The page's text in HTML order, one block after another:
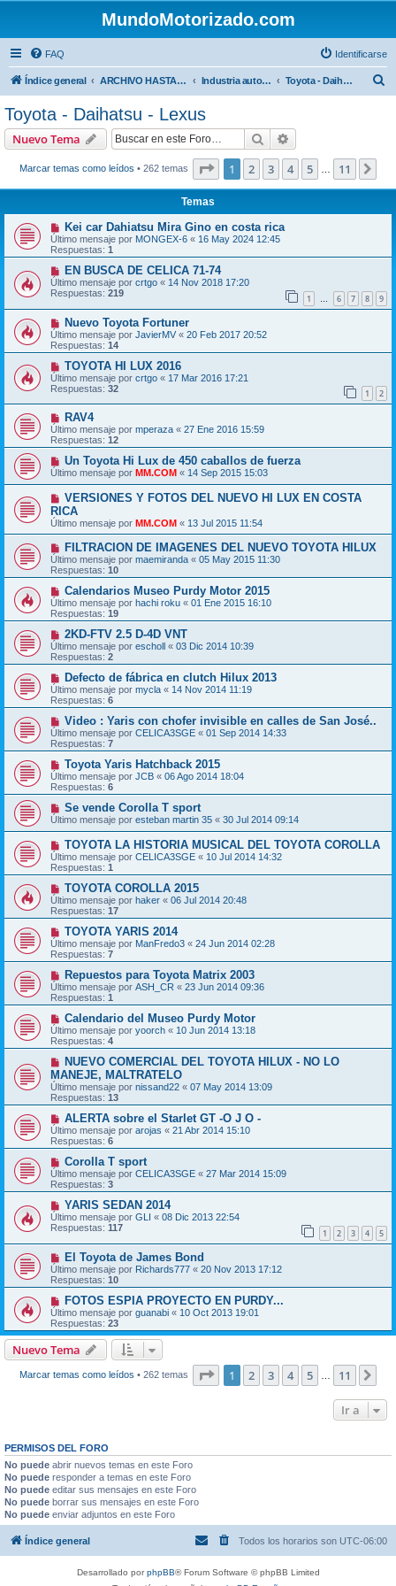
MundoMotorizado.com
FAQ Identificarse
Índice general ARCHIVO HASTA 2018 Industria automotriz Toyota - Daihatsu - Lexus
Toyota - Daihatsu - Lexus
Nuevo Tema Buscar
Marcar temas como leídos • 262 temas Página de 11
1 2 3 4 5 11
Temas
Kei car Dahiatsu Mira Gino en costa rica
Último mensaje por MONGEX-6 « 16 May 2024 12:45
Respuestas: 1
EN BUSCA DE CELICA 71-74
Último mensaje por crtgo « 14 Nov 2018 17:20
Respuestas: 219 1 … 6 7 8 9
Nuevo Toyota Fortuner
Último mensaje por JavierMV « 20 Feb 2017 20:52
Respuestas: 14
TOYOTA HI LUX 2016
Último mensaje por crtgo « 17 Mar 2016 17:21
Respuestas: 32 1 2
RAV4
Último mensaje por mperaza « 27 Ene 2016 15:59
Respuestas: 12
Un Toyota Hi Lux de 450 caballos de fuerza
Último mensaje por MM.COM « 14 Sep 2015 15:03
VERSIONES Y FOTOS DEL NUEVO HI LUX EN COSTA
RICA
Último mensaje por MM.COM « 13 Jul 2015 11:54
FILTRACION DE IMAGENES DEL NUEVO TOYOTA HILUX
Último mensaje por maemiranda « 05 May 2015 11:30
Respuestas: 10
Calendarios Museo Purdy Motor 2015
Último mensaje por hachi roku « 01 Ene 2015 16:10
Respuestas: 19
2KD-FTV 2.5 D-4D VNT
Último mensaje por escholl « 03 Dic 2014 10:39
Respuestas: 2
Defecto de fábrica en clutch Hilux 2013
Último mensaje por mycla « 14 Nov 2014 11:19
Respuestas: 6
Video : Yaris con chofer invisible en calles de San José..
Último mensaje por CELICA3SGE « 01 Sep 2014 14:33
Respuestas: 7
Toyota Yaris Hatchback 2015
Último mensaje por JCB « 06 Ago 2014 18:04
Respuestas: 6
Se vende Corolla T sport
Último mensaje por esteban martin 35 « 30 Jul 2014 09:14
TOYOTA LA HISTORIA MUSICAL DEL TOYOTA COROLLA
Último mensaje por CELICA3SGE « 10 Jul 2014 14:32
Respuestas: 1
TOYOTA COROLLA 2015
Último mensaje por haker « 06 Jul 2014 20:48
Respuestas: 17
TOYOTA YARIS 2014
Último mensaje por ManFredo3 « 24 Jun 2014 02:28
Respuestas: 7
Repuestos para Toyota Matrix 2003
Último mensaje por ASH_CR « 23 Jun 2014 09:36
Respuestas: 1
Calendario del Museo Purdy Motor
Último mensaje por yoorch « 10 Jun 2014 13:18
Respuestas: 4
NUEVO COMERCIAL DEL TOYOTA HILUX - NO LO
MANEJE, MALTRATELO
Último mensaje por nissand22 « 07 May 2014 13:09
Respuestas: 13
ALERTA sobre el Starlet GT -O J O -
Último mensaje por arojas « 21 Abr 2014 15:10
Respuestas: 6
Corolla T sport
Último mensaje por CELICA3SGE « 27 Mar 2014 15:09
Respuestas: 3
YARIS SEDAN 2014
Último mensaje por GLI « 08 Dic 2013 22:54
Respuestas: 117 1 2 3 4 5
El Toyota de James Bond
Último mensaje por Richards777 « 20 Nov 2013 17:12
Respuestas: 10
FOTOS ESPIA PROYECTO EN PURDY...
Último mensaje por guanabi « 10 Oct 2013 19:01
Respuestas: 23
Nuevo Tema
Marcar temas como leídos • 262 temas Página de 11
1 2 3 4 5 11
Ir a
PERMISOS DEL FORO
No puede abrir nuevos temas en este Foro
No puede responder a temas en este Foro
No puede editar sus mensajes en este Foro
No puede borrar sus mensajes en este Foro
No puede enviar adjuntos en este Foro
Índice general Todos los horarios son UTC-06:00
Desarrollado porphpBB® Forum Software © phpBB Limited